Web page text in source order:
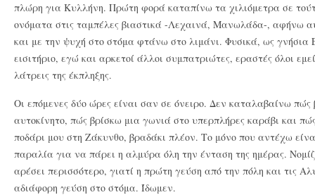
πλώρη για Κυλλήνη. Πρώτη φορά καταπίνω τα χιλιόμετρα σε
ονόματα στις ταμπέλες βιαστικά -Λεχαινά, Μανωλάδα-, αφήνω
και με την ψυχή στο στόμα φτάνω στο λιμάνι. Φυσικά, ως γνήσια
εισιτήριο, εγώ και αρκετοί άλλοι συμπατριώτες, εραστές όλοι
λάτρεις της έκπληξης.
Οι επόμενες δύο ώρες είναι σαν σε όνειρο. Δεν καταλαβαίνω πώς
αυτοκίνητο, πώς βρίσκω μια γωνιά στο υπερπλήρες καράβι και
ποδάρι μου στη Ζάκυνθο, βραδάκι πλέον. Το μόνο που αντέχω
παραλία για να πάρει η αλμύρα όλη την ένταση της ημέρας.
αρέσει περισσότερο, γιατί η πρώτη γεύση από την πόλη και τις
αδιάφορη γεύση στο στόμα. Ίδωμεν.